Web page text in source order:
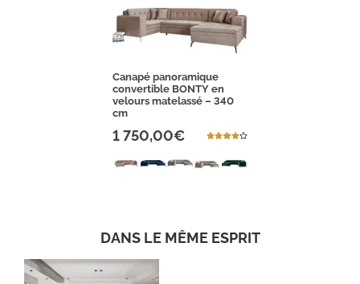
Canapé panoramique
convertible BONTY en
velours matelassé – 340
cm
1 750,00€
DANS LE MÊME ESPRIT